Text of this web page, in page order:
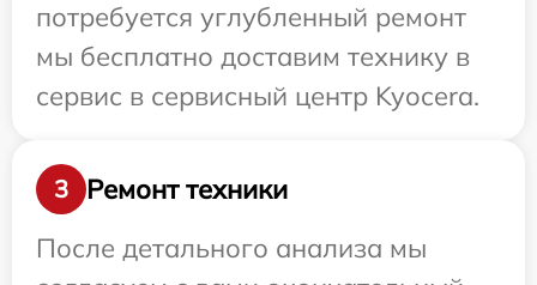
потребуется углубленный ремонт
мы бесплатно доставим технику в
сервис в сервисный центр Kyocera.
3
Ремонт техники
После детального анализа мы